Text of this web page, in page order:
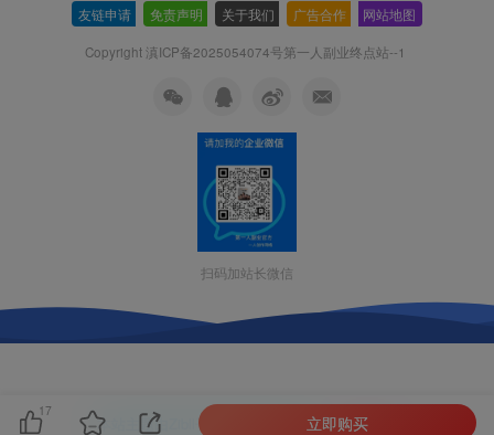
友链申请 免责声明 关于我们 广告合作 网站地图
Copyright 滇ICP备2025054074号第一人副业终点站--1
扫码加站长微信
17
立即购买
本站主题由Zibll子比主题强力驱动 联系作者